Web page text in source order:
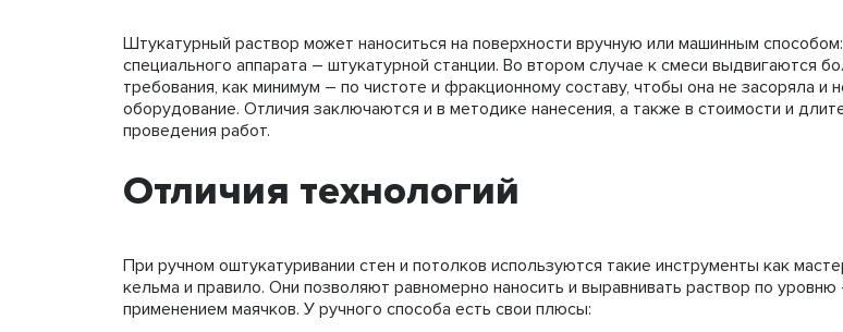
Штукатурный раствор может наноситься на поверхности вручную или машинным
специального аппарата – штукатурной станции. Во втором случае к смеси выдвигаются
требования, как минимум – по чистоте и фракционному составу, чтобы она не засоряла и
оборудование. Отличия заключаются и в методике нанесения, а также в стоимости и
проведения работ.
Отличия технологий
При ручном оштукатуривании стен и потолков используются такие инструменты как
кельма и правило. Они позволяют равномерно наносить и выравнивать раствор по уровню
применением маячков. У ручного способа есть свои плюсы: